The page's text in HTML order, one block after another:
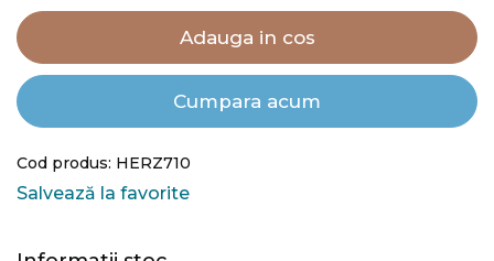
Adauga in cos
Cumpara acum
Cod produs: HERZ710
Salvează la favorite